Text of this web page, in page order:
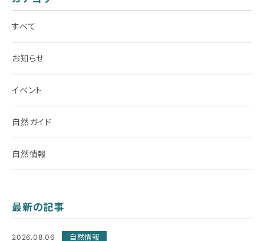
すべて
お知らせ
イベント
自然ガイド
自然情報
最新の記事
2026.08.06 自然情報